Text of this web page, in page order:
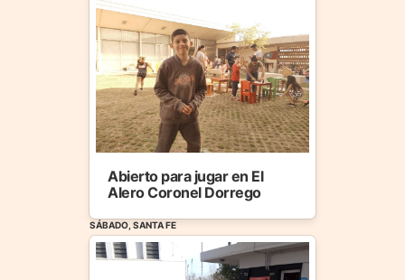
Abierto para jugar en El
Alero Coronel Dorrego
SÁBADO, SANTA FE